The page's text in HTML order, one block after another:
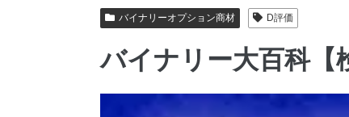
バイナリーオプション商材 D評価
バイナリー大百科【